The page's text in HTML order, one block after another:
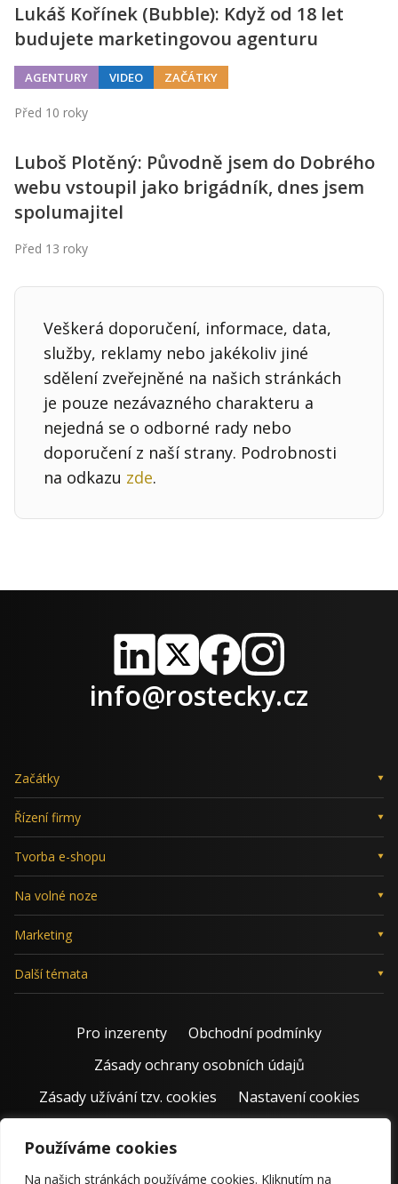
Používáme cookies
Na našich stránkách používáme cookies. Kliknutím na
Lukáš Kořínek (Bubble): Když od 18 let
budujete marketingovou agenturu
AGENTURY VIDEO ZAČÁTKY
Před 10 roky
Luboš Plotěný: Původně jsem do Dobrého
webu vstoupil jako brigádník, dnes jsem
spolumajitel
Před 13 roky
Veškerá doporučení, informace, data,
služby, reklamy nebo jakékoliv jiné
sdělení zveřejněné na našich stránkách
je pouze nezávazného charakteru a
nejedná se o odborné rady nebo
doporučení z naší strany. Podrobnosti
na odkazu zde.
LinkedIn
X FacebookInstagram
info@rostecky.cz
Začátky
Řízení firmy
Tvorba e-shopu
Na volné noze
Marketing
Další témata
Pro inzerenty
Obchodní podmínky
Zásady ochrany osobních údajů
Zásady užívání tzv. cookies
Nastavení cookies